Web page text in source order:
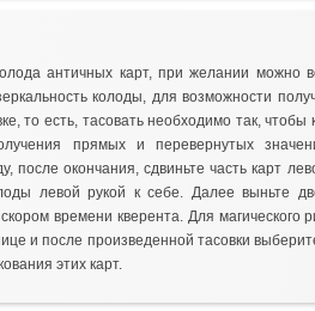
античных карт, при желании можно
колоды, для возможности
то есть, тасовать необходимо так, чтобы
прямых и перевернутых
окончания, сдвиньте часть карт
левой рукой к себе. Далее выньте
времени кверента. Для магического
и после произведенной тасовки
этих карт.